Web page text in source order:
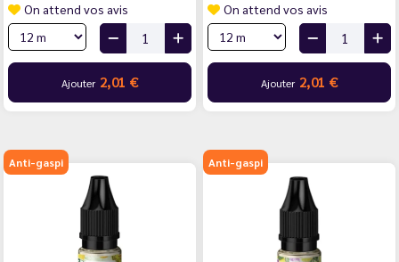
On attend vos avis
Ajouter 2,01 €
On attend vos avis
Ajouter 2,01 €
Anti-gaspi Anti-gaspi